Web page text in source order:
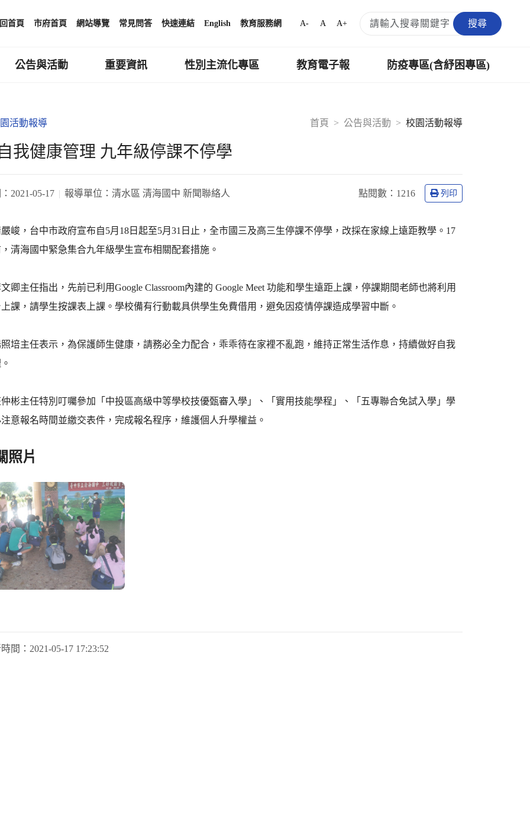
回首頁 市府首頁 網站導覽 常見問答 快速連結 English 教育服務網 A- A A+ 搜尋
公告與活動 重要資訊 性別主流化專區 教育電子報 防疫專區(含紓困專區)
首頁 公告與活動 校園活動報導
活動報導
我健康管理 九年級停課不停學
2021-05-17 報導單位： 清水區 清海國中 新聞聯絡人 點閱數： 1216 列印
峻，台中市政府宣布自5月18日起至5月31日止，全市國三及高三生停課不停學，改採在家線上遠距教學。17
清海國中緊急集合九年級學生宣布相關配套措施。
卿主任指出，先前已利用Google Classroom內建的 Google Meet 功能和學生遠距上課，停課期間老師也將利用
課，請學生按課表上課。學校備有行動載具供學生免費借用，避免因疫情停課造成學習中斷。
培主任表示，為保護師生健康，請務必全力配合，乖乖待在家裡不亂跑，維持正常生活作息，持續做好自我
彬主任特別叮囑參加「中投區高級中等學校技優甄審入學」、「實用技能學程」、「五專聯合免試入學」學
意報名時間並繳交表件，完成報名程序，維護個人升學權益。
照片
間： 2021-05-17 17:23:52